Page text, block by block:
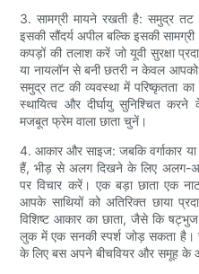
3. सामग्री मायने रखती है: समुद्र
इसकी सौंदर्य अपील बल्कि इसकी
कपड़ों की तलाश करें जो यूवी सुरक्षा
या नायलॉन से बनी छतरी न केवल
समुद्र तट की व्यवस्था में परिष्कृतता
स्थायित्व और दीर्घायु सुनिश्चित
मजबूत फ्रेम वाला छाता चुनें।
4. आकार और साइज: जबकि वर्गाकार
हैं, भीड़ से अलग दिखने के लिए अलग-
पर विचार करें। एक बड़ा छाता एक
आपके साथियों को अतिरिक्त छाया
विशिष्ट आकार का छाता, जैसे कि
लुक में एक सनकी स्पर्श जोड़ सकता है।
के लिए बस अपने बीचवियर और समूह के